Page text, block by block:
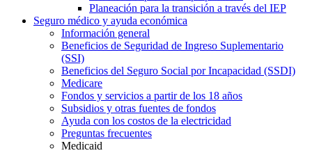
Planeación para la transición a través del IEP
Seguro médico y ayuda económica
Información general
Beneficios de Seguridad de Ingreso Suplementario
(SSI)
Beneficios del Seguro Social por Incapacidad (SSDI)
Medicare
Fondos y servicios a partir de los 18 años
Subsidios y otras fuentes de fondos
Ayuda con los costos de la electricidad
Preguntas frecuentes
Medicaid